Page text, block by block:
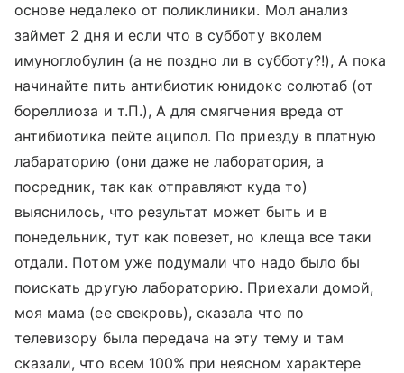
основе недалеко от поликлиники. Мол анализ
займет 2 дня и если что в субботу вколем
имуноглобулин (а не поздно ли в субботу?!), А пока
начинайте пить антибиотик юнидокс солютаб (от
бореллиоза и т.П.), А для смягчения вреда от
антибиотика пейте аципол. По приезду в платную
лабараторию (они даже не лаборатория, а
посредник, так как отправляют куда то)
выяснилось, что результат может быть и в
понедельник, тут как повезет, но клеща все таки
отдали. Потом уже подумали что надо было бы
поискать другую лабораторию. Приехали домой,
моя мама (ее свекровь), сказала что по
телевизору была передача на эту тему и там
сказали, что всем 100% при неясном характере